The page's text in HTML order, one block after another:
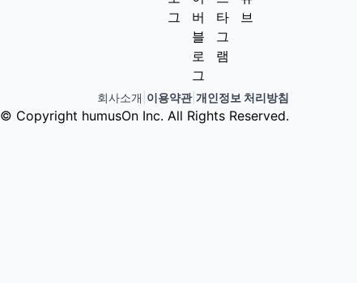
회사소개 이용약관| 개인정보 처리방침
© Copyright humusOn Inc. All Rights Reserved.